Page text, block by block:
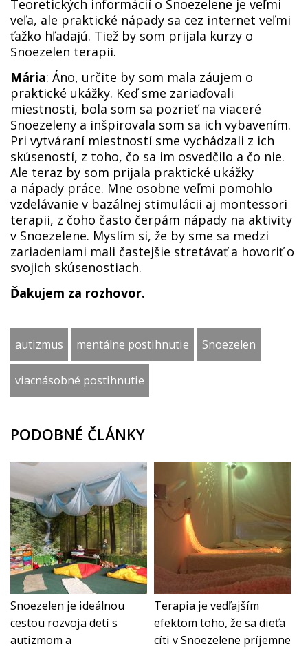
Teoretických informácií o Snoezelene je veľmi
veľa, ale praktické nápady sa cez internet veľmi
ťažko hľadajú. Tiež by som prijala kurzy o
Snoezelen terapii.
Mária: Áno, určite by som mala záujem o
praktické ukážky. Keď sme zariaďovali
miestnosti, bola som sa pozrieť na viaceré
Snoezeleny a inšpirovala som sa ich vybavením.
Pri vytváraní miestností sme vychádzali z ich
skúseností, z toho, čo sa im osvedčilo a čo nie.
Ale teraz by som prijala praktické ukážky
a nápady práce. Mne osobne veľmi pomohlo
vzdelávanie v bazálnej stimulácii aj montessori
terapii, z čoho často čerpám nápady na aktivity
v Snoezelene. Myslím si, že by sme sa medzi
zariadeniami mali častejšie stretávať a hovoriť o
svojich skúsenostiach.
Ďakujem za rozhovor.
autizmus mentálne postihnutie Snoezelen
viacnásobné postihnutie
PODOBNÉ ČLÁNKY
Snoezelen je ideálnou
cestou rozvoja detí s
autizmom a
Terapia je vedľajším
efektom toho, že sa dieťa
cíti v Snoezelene príjemne